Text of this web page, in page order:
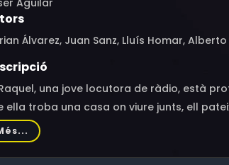
Aguilar
Álvarez, Juan Sanz, Lluís Homar,
una jove locutora de ràdio, està
ella troba una casa on viure junts, ell